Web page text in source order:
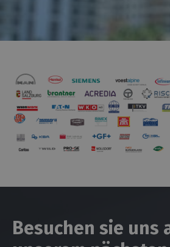
Besuchen sie uns